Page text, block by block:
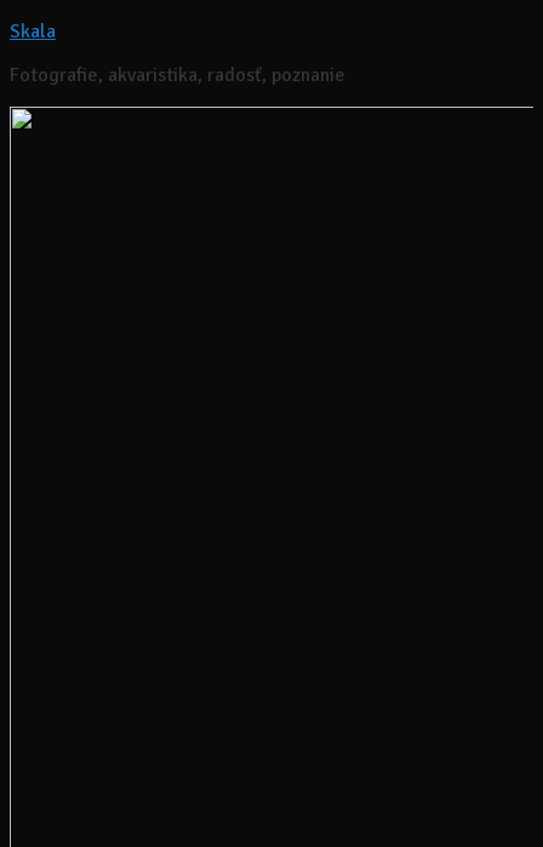
Skala
Fotografie, akvaristika, radosť, poznanie